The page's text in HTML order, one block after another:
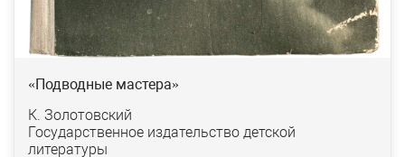
«Подводные мастера»
К. Золотовский
Государственное издательство детской
литературы